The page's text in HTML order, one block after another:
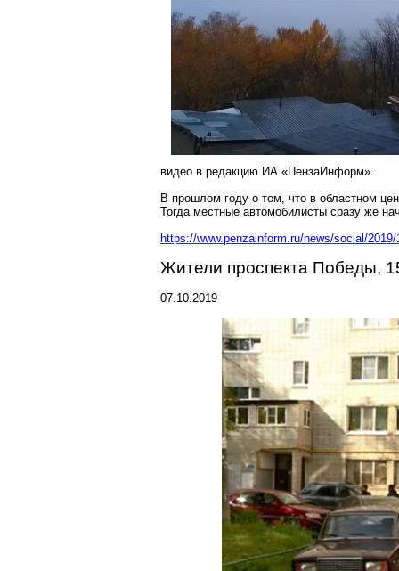
видео в редакцию ИА «ПензаИнформ».
В прошлом году о том, что в областном
Тогда местные автомобилисты сразу же
https://www.penzainform.ru/news/social/
Жители проспекта Победы,
07.10.2019